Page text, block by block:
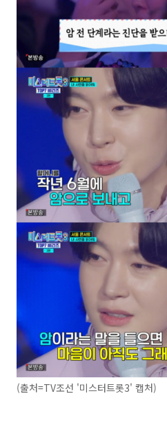
(출처=TV조선 '미스터트롯3' 캡처)